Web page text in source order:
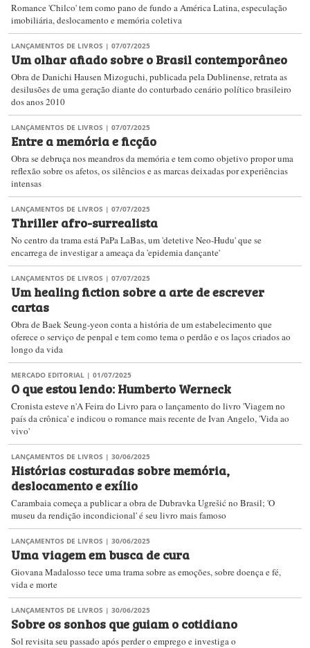
Romance 'Chilco' tem como pano de fundo a América Latina, especulação
imobiliária, deslocamento e memória coletiva
LANÇAMENTOS DE LIVROS | 07/07/2025
Um olhar afiado sobre o Brasil contemporâneo
Obra de Danichi Hausen Mizoguchi, publicada pela Dublinense, retrata as
desilusões de uma geração diante do conturbado cenário político brasileiro
dos anos 2010
LANÇAMENTOS DE LIVROS | 07/07/2025
Entre a memória e ficção
Obra se debruça nos meandros da memória e tem como objetivo propor uma
reflexão sobre os afetos, os silêncios e as marcas deixadas por experiências
intensas
LANÇAMENTOS DE LIVROS | 07/07/2025
Thriller afro-surrealista
No centro da trama está PaPa LaBas, um 'detetive Neo-Hudu' que se
encarrega de investigar a ameaça da 'epidemia dançante'
LANÇAMENTOS DE LIVROS | 07/07/2025
Um healing fiction sobre a arte de escrever
cartas
Obra de Baek Seung-yeon conta a história de um estabelecimento que
oferece o serviço de penpal e tem como tema o perdão e os laços criados ao
longo da vida
MERCADO EDITORIAL | 01/07/2025
O que estou lendo: Humberto Werneck
Cronista esteve n'A Feira do Livro para o lançamento do livro 'Viagem no
país da crônica' e indicou o romance mais recente de Ivan Angelo, 'Vida ao
vivo'
LANÇAMENTOS DE LIVROS | 30/06/2025
Histórias costuradas sobre memória,
deslocamento e exílio
Carambaia começa a publicar a obra de Dubravka Ugrešić no Brasil; 'O
museu da rendição incondicional' é seu livro mais famoso
LANÇAMENTOS DE LIVROS | 30/06/2025
Uma viagem em busca de cura
Giovana Madalosso tece uma trama sobre as emoções, sobre doença e fé,
vida e morte
LANÇAMENTOS DE LIVROS | 30/06/2025
Sobre os sonhos que guiam o cotidiano
Sol revisita seu passado após perder o emprego e investiga o